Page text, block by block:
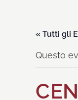
« Tutti gli
Questo